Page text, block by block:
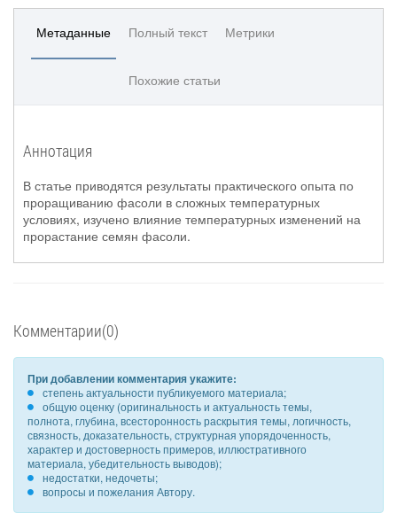
Метаданные Полный текст Метрики
Похожие статьи
Аннотация
В статье приводятся результаты практического опыта по
проращиванию фасоли в сложных температурных
условиях, изучено влияние температурных изменений на
прорастание семян фасоли.
Комментарии(0)
При добавлении комментария укажите:
степень актуальности публикуемого материала;
общую оценку (оригинальность и актуальность темы,
полнота, глубина, всесторонность раскрытия темы, логичность,
связность, доказательность, структурная упорядоченность,
характер и достоверность примеров, иллюстративного
материала, убедительность выводов);
недостатки, недочеты;
вопросы и пожелания Автору.